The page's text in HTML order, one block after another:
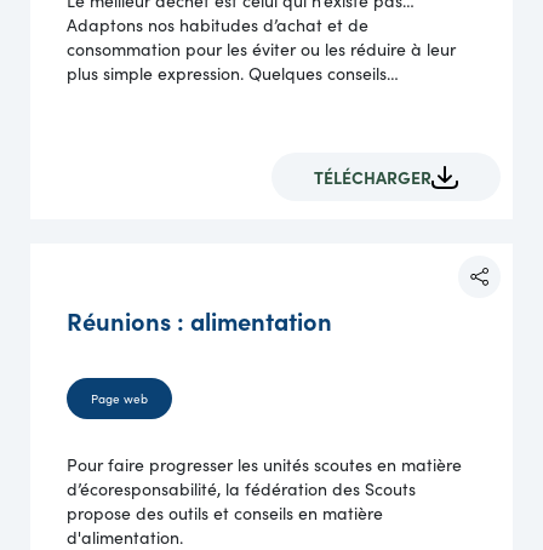
Adaptons nos habitudes d’achat et de
consommation pour les éviter ou les réduire à leur
plus simple expression. Quelques conseils…
TÉLÉCHARGER
Réunions : alimentation
Page web
Pour faire progresser les unités scoutes en matière
d’écoresponsabilité, la fédération des Scouts
propose des outils et conseils en matière
d'alimentation.